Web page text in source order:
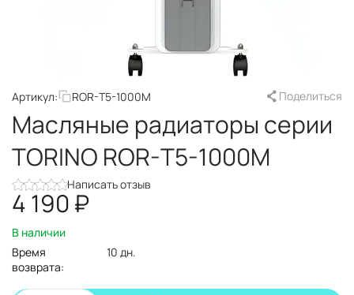
Артикул: ROR-T5-1000M Поделиться
Масляные радиаторы серии
TORINO ROR-T5-1000M
Написать отзыв
4 190₽
В наличии
Время
возврата:
10 дн.